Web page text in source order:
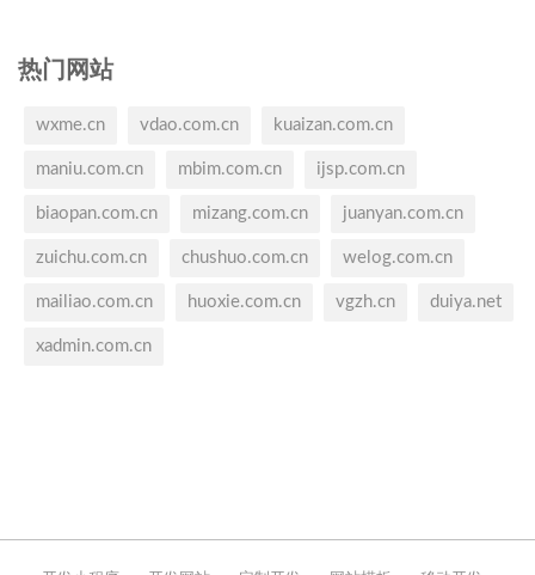
热门网站
wxme.cn vdao.com.cn kuaizan.com.cn
maniu.com.cn mbim.com.cn ijsp.com.cn
biaopan.com.cn mizang.com.cn juanyan.com.cn
zuichu.com.cn chushuo.com.cn welog.com.cn
mailiao.com.cn huoxie.com.cn vgzh.cn duiya.net
xadmin.com.cn